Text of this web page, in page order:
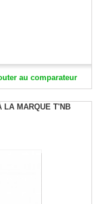
au comparateur
LA MARQUE T'NB